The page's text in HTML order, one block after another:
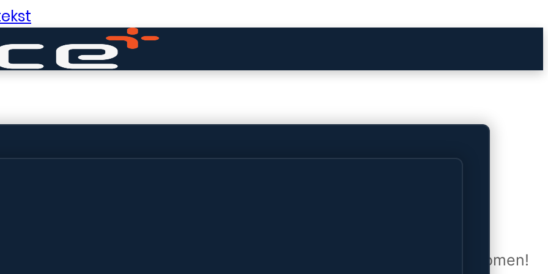
dingen in het verschiet
winkel wordt momenteel gebouwd en zal binnenkort online komen!